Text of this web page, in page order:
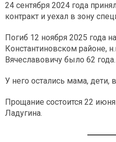
24 сентября 2024 года
контракт и уехал в зону
Погиб 12 ноября 2025 года
Константиновском районе,
Вячеславовичу было 62 года.
У него остались мама, дети,
Прощание состоится 22
Ладугина.